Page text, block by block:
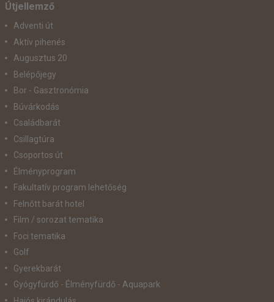
Útjellemző
Adventi út
Aktív pihenés
Augusztus 20
Belépőjegy
Bor - Gasztronómia
Búvárkodás
Családbarát
Csillagtúra
Csoportos út
Élményprogram
Fakultatív program lehetőség
Felnőtt barát hotel
Film / sorozat tematika
Foci tematika
Golf
Gyerekbarát
Gyógyfürdő - Élményfürdő - Aquapark